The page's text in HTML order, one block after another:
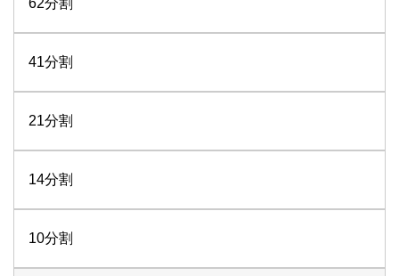
62分割
41分割
21分割
14分割
10分割